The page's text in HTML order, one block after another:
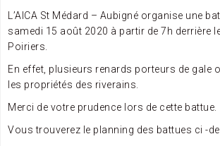
L’AICA St Médard – Aubigné organise une
samedi 15 août 2020 à partir de 7h derrière
Poiriers.
En effet, plusieurs renards porteurs de gale
les propriétés des riverains.
Merci de votre prudence lors de cette battue.
Vous trouverez le planning des battues ci -